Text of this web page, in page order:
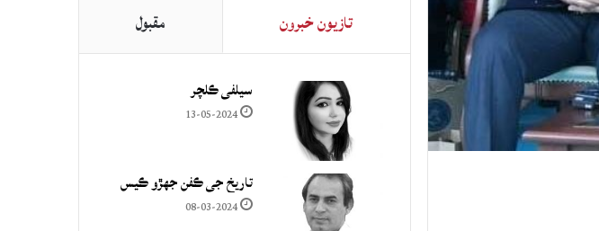
تازيون خبرون مقبول
سيلفي ڪلچر
13-05-2024
تاريخ جي ڪفن جھڙو ڪيس
08-03-2024